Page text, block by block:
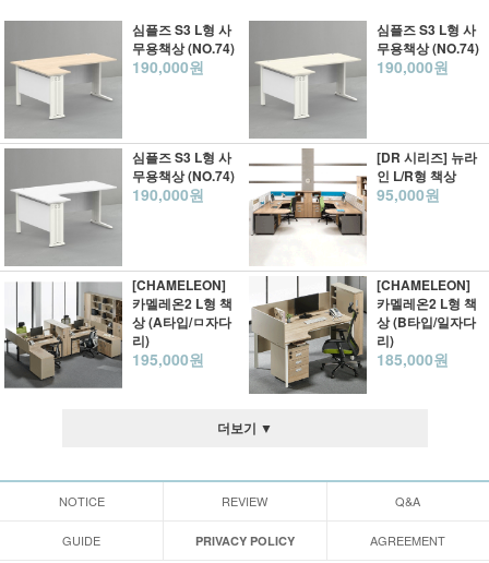
심플즈 S3 L형 사
무용책상 (NO.74)
190,000원
심플즈 S3 L형 사
무용책상 (NO.74)
190,000원
심플즈 S3 L형 사
무용책상 (NO.74)
190,000원
[DR 시리즈] 뉴라
인 L/R형 책상
95,000원
[CHAMELEON]
카멜레온2 L형 책
상 (A타입/ㅁ자다
리)
195,000원
[CHAMELEON]
카멜레온2 L형 책
상 (B타입/일자다
리)
185,000원
더보기 ▼
NOTICE REVIEW Q&A
GUIDE PRIVACY POLICY AGREEMENT